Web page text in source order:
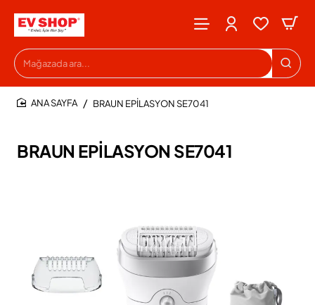
Mağazada
ara...
BRAUN EPİLASYON SE7041
BRAUN EPİLASYON SE7041